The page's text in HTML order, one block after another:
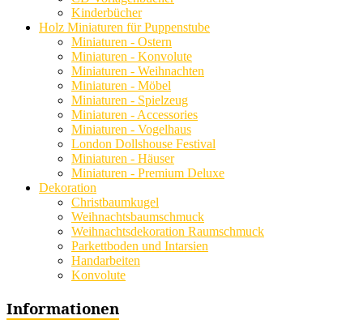
Kinderbücher
Holz Miniaturen für Puppenstube
Miniaturen - Ostern
Miniaturen - Konvolute
Miniaturen - Weihnachten
Miniaturen - Möbel
Miniaturen - Spielzeug
Miniaturen - Accessories
Miniaturen - Vogelhaus
London Dollshouse Festival
Miniaturen - Häuser
Miniaturen - Premium Deluxe
Dekoration
Christbaumkugel
Weihnachtsbaumschmuck
Weihnachtsdekoration Raumschmuck
Parkettboden und Intarsien
Handarbeiten
Konvolute
Informationen